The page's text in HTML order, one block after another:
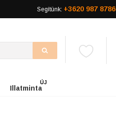
Segítünk: +3620 987 8786
Illatminta
ÚJ